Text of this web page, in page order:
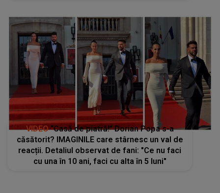
VIDEO“Casă de piatră!” Dorian Popa s-a
căsătorit? IMAGINILE care stârnesc un val de
reacții. Detaliul observat de fani: "Ce nu faci
cu una în 10 ani, faci cu alta în 5 luni"